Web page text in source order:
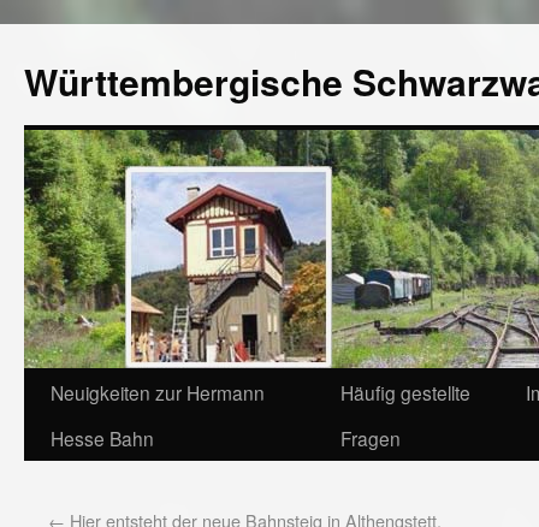
Württembergische
Neuigkeiten zur Hermann
Hesse Bahn
Häufig gestellte
Fragen
← Hier entsteht der neue Bahnsteig in Althengstett.